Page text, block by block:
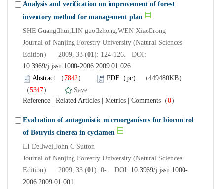
Analysis and verification on improvement of forest
inventory method for management plan
SHE Guanghui,LIN guozhong,WEN Xiaorong
Journal of Nanjing Forestry University (Natural Sciences
Edition） 2009, 33 (01): 124-126. DOI:
10.3969/j.jssn.1000-2006.2009.01.026
Abstract （ 7842） PDF（pc）
（449480KB）
（5347）
Save
Reference
Related Articles Metrics Comments （0）
Evaluation of antagonistic microorganisms for biocontrol
of Botrytis cinerea in cyclamen
LI Dewei,John C Sutton
Journal of Nanjing Forestry University (Natural Sciences
Edition） 2009, 33 (01): 0-. DOI: 10.3969/j.jssn.1000-
2006.2009.01.001